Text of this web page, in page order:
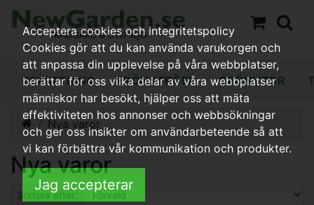
BEVATTNING FRÖN / FRÖER GRÖNYTOR
Nya varor
Nya varor
Sortera efter:
Acceptera cookies och integritetspolicy
Cookies gör att du kan använda varukorgen och
att anpassa din upplevelse på våra webbplatser,
berättar för oss vilka delar av våra webbplatser
människor har besökt, hjälper oss att mäta
effektiviteten hos annonser och webbsökningar
och ger oss insikter om användarbeteende så att
vi kan förbättra vår kommunikation och produkter.
Jag accepterar